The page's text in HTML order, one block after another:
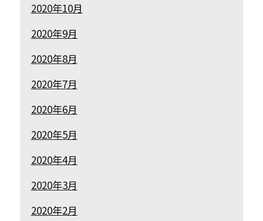
2020年10月
2020年9月
2020年8月
2020年7月
2020年6月
2020年5月
2020年4月
2020年3月
2020年2月